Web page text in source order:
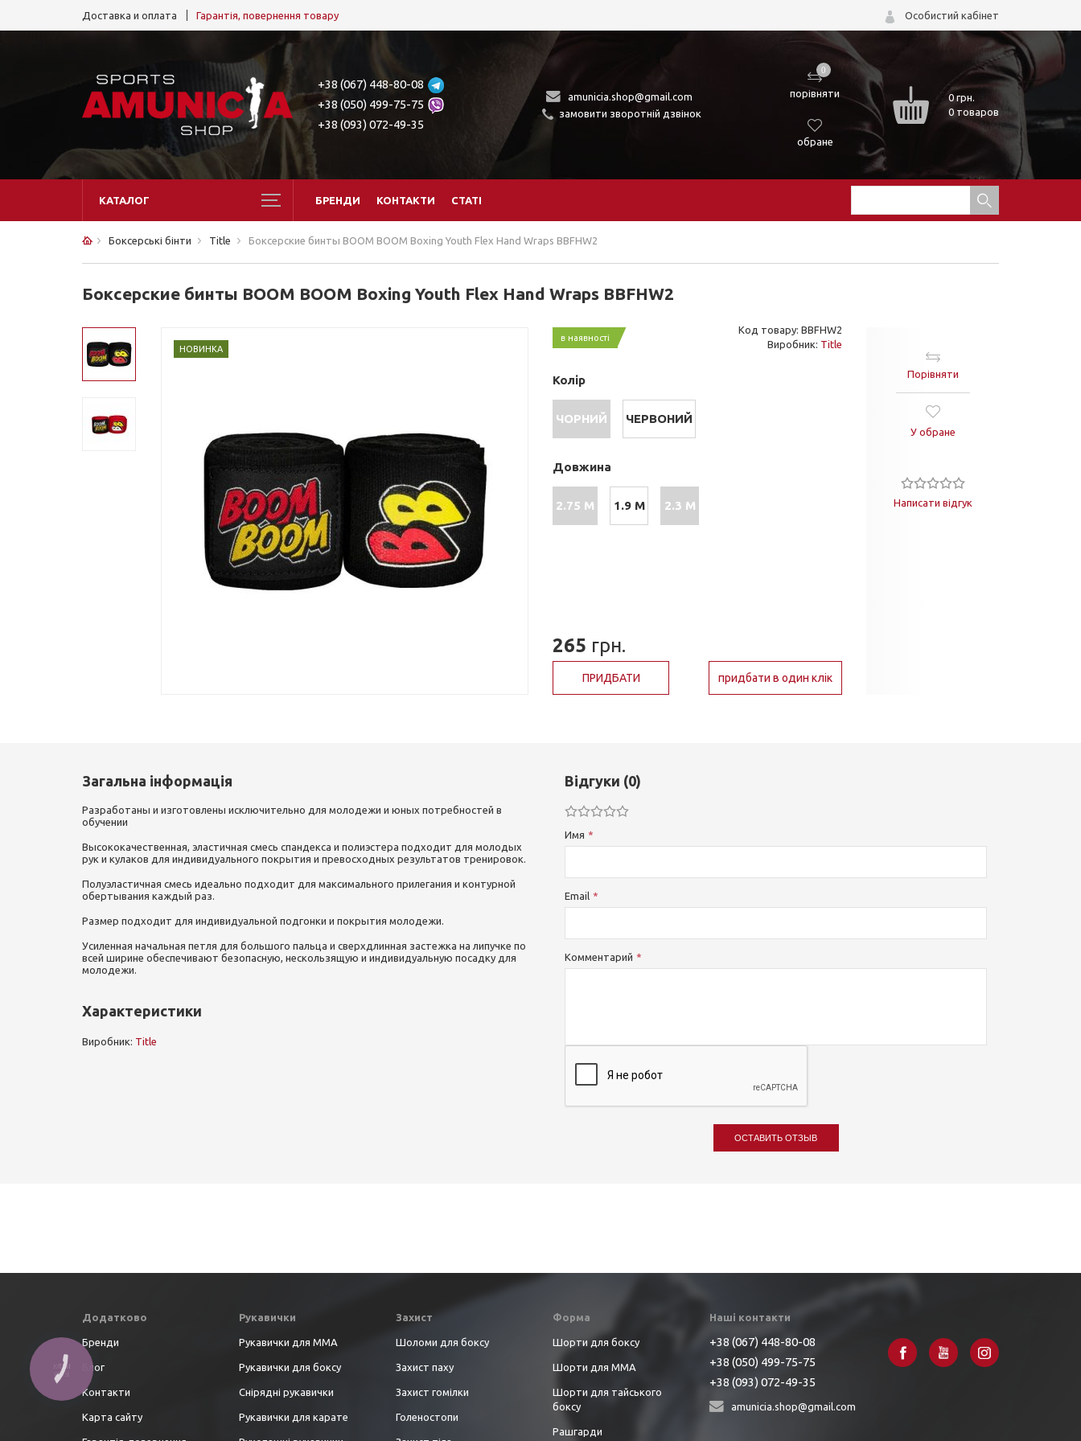
Доставка и оплата Гарантія, повернення товару Особистий кабінет
+38 (067) 448-80-08
+38 (050) 499-75-75
+38 (093) 072-49-35
amunicia.shop@gmail.com
замовити зворотній дзвінок
0
порівняти
обране
0грн.
0 товаров
КАТАЛОГ БРЕНДИ КОНТАКТИ СТАТІ
Боксерські бінти Title Боксерские бинты BOOM BOOM Boxing Youth Flex Hand Wraps BBFHW2
Боксерские бинты BOOM BOOM Boxing Youth Flex Hand Wraps BBFHW2
НОВИНКА
в наявності
Код товару: BBFHW2
Виробник: Title
Колір
ЧОРНИЙ ЧЕРВОНИЙ
Довжина
2.75 М 1.9 М 2.3 М
265 грн.
ПРИДБАТИ придбати в один клік
Порівняти
У обране
Написати відгук
Загальна інформація
Разработаны и изготовлены исключительно для молодежи и юных потребностей в
обучении
Высококачественная, эластичная смесь спандекса и полиэстера подходит для молодых
рук и кулаков для индивидуального покрытия и превосходных результатов тренировок.
Полуэластичная смесь идеально подходит для максимального прилегания и контурной
обертывания каждый раз.
Размер подходит для индивидуальной подгонки и покрытия молодежи.
Усиленная начальная петля для большого пальца и сверхдлинная застежка на липучке по
всей ширине обеспечивают безопасную, нескользящую и индивидуальную посадку для
молодежи.
Характеристики
Виробник: Title
Відгуки (0)
Имя
Email
Комментарий
ОСТАВИТЬ ОТЗЫВ
Додатково
Бренди
Блог
Контакти
Карта сайту
Рукавички
Рукавички для ММА
Рукавички для боксу
Снірядні рукавички
Рукавички для карате
Захист
Шоломи для боксу
Захист паху
Захист гомілки
Голеностопи
Форма
Шорти для боксу
Шорти для ММА
Шорти для тайського
боксу
Рашгарди
Наші контакти
+38 (067) 448-80-08
+38 (050) 499-75-75
+38 (093) 072-49-35
amunicia.shop@gmail.com